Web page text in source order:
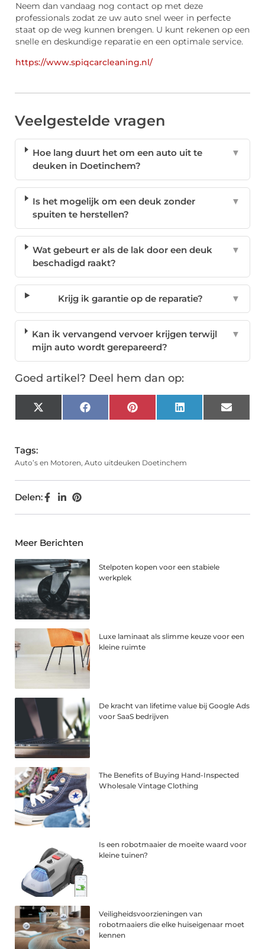
Neem dan vandaag nog contact op met deze
professionals zodat ze uw auto snel weer in perfecte
staat op de weg kunnen brengen. U kunt rekenen op een
snelle en deskundige reparatie en een optimale service.
https://www.spiqcarcleaning.nl/
Veelgestelde vragen
Hoe lang duurt het om een auto uit te
deuken in Doetinchem?
▼
Is het mogelijk om een deuk zonder
spuiten te herstellen?
▼
Wat gebeurt er als de lak door een deuk
beschadigd raakt?
▼
Krijg ik garantie op de reparatie? ▼
Kan ik vervangend vervoer krijgen terwijl
mijn auto wordt gerepareerd?
▼
Goed artikel? Deel hem dan op:
X
(Twitter)
FacebookPinterest LinkedIn Email
Tags:
Auto’s en Motoren, Auto uitdeuken Doetinchem
Delen:
Meer Berichten
Stelpoten kopen voor een stabiele
werkplek
Luxe laminaat als slimme keuze voor een
kleine ruimte
De kracht van lifetime value bij Google Ads
voor SaaS bedrijven
The Benefits of Buying Hand-Inspected
Wholesale Vintage Clothing
Is een robotmaaier de moeite waard voor
kleine tuinen?
Veiligheidsvoorzieningen van
robotmaaiers die elke huiseigenaar moet
kennen